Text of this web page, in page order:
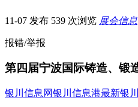
11-07 发布 539 次浏览 展会信息
报错/举报
第四届宁波国际铸造、锻
银川信息网银川信息港最新银